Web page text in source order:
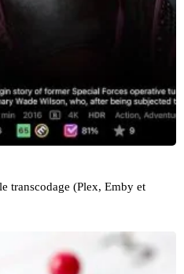
transcodage (Plex, Emby et